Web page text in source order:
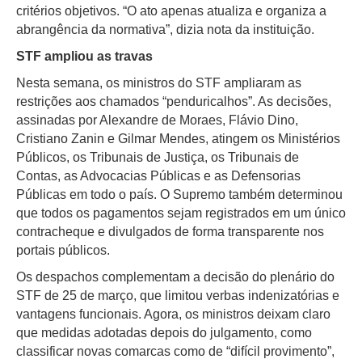
critérios objetivos. “O ato apenas atualiza e organiza a
abrangência da normativa”, dizia nota da instituição.
STF ampliou as travas
Nesta semana, os ministros do STF ampliaram as
restrições aos chamados “penduricalhos”. As decisões,
assinadas por Alexandre de Moraes, Flávio Dino,
Cristiano Zanin e Gilmar Mendes, atingem os Ministérios
Públicos, os Tribunais de Justiça, os Tribunais de
Contas, as Advocacias Públicas e as Defensorias
Públicas em todo o país. O Supremo também determinou
que todos os pagamentos sejam registrados em um único
contracheque e divulgados de forma transparente nos
portais públicos.
Os despachos complementam a decisão do plenário do
STF de 25 de março, que limitou verbas indenizatórias e
vantagens funcionais. Agora, os ministros deixam claro
que medidas adotadas depois do julgamento, como
classificar novas comarcas como de “difícil provimento”,